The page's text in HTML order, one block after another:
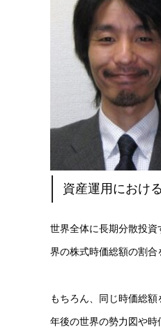
資産運用におけ
世界全体に長期分散投
界の株式時価総額の割合
もちろん、同じ時価総
年後の世界の勢力図や時